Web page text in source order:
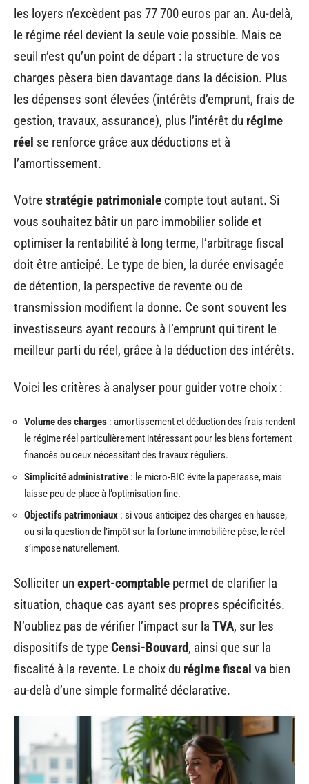
les loyers n’excèdent pas 77 700 euros par an. Au-delà,
le régime réel devient la seule voie possible. Mais ce
seuil n’est qu’un point de départ : la structure de vos
charges pèsera bien davantage dans la décision. Plus
les dépenses sont élevées (intérêts d’emprunt, frais de
gestion, travaux, assurance), plus l’intérêt du régime
réel se renforce grâce aux déductions et à
l’amortissement.
Votrestratégie patrimoniale compte tout autant. Si
vous souhaitez bâtir un parc immobilier solide et
optimiser la rentabilité à long terme, l’arbitrage fiscal
doit être anticipé. Le type de bien, la durée envisagée
de détention, la perspective de revente ou de
transmission modifient la donne. Ce sont souvent les
investisseurs ayant recours à l’emprunt qui tirent le
meilleur parti du réel, grâce à la déduction des intérêts.
Voici les critères à analyser pour guider votre choix :
Volume des charges : amortissement et déduction des frais rendent
le régime réel particulièrement intéressant pour les biens fortement
financés ou ceux nécessitant des travaux réguliers.
Simplicité administrative : le micro-BIC évite la paperasse, mais
laisse peu de place à l’optimisation fine.
Objectifs patrimoniaux : si vous anticipez des charges en hausse,
ou si la question de l’impôt sur la fortune immobilière pèse, le réel
s’impose naturellement.
Solliciter un expert-comptable permet de clarifier la
situation, chaque cas ayant ses propres spécificités.
N’oubliez pas de vérifier l’impact sur la TVA, sur les
dispositifs de typeCensi-Bouvard, ainsi que sur la
fiscalité à la revente. Le choix du régime fiscal va bien
au-delà d’une simple formalité déclarative.